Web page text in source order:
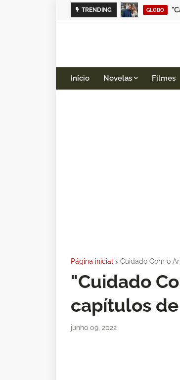
TRENDING GLOBO
Início Novelas Filmes
Página inicial Cuidado Com o
"Cuidado
capítulos de
junho 09, 2022